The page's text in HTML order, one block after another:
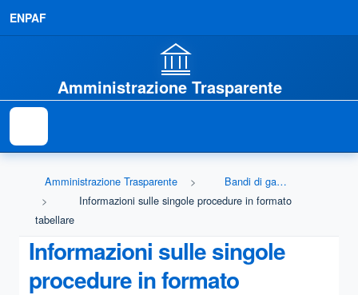
ENPAF
Amministrazione Trasparente
Amministrazione Trasparente
Bandi di gara e contratti
Informazioni sulle singole procedure in formato
tabellare
Informazioni sulle singole
procedure in formato